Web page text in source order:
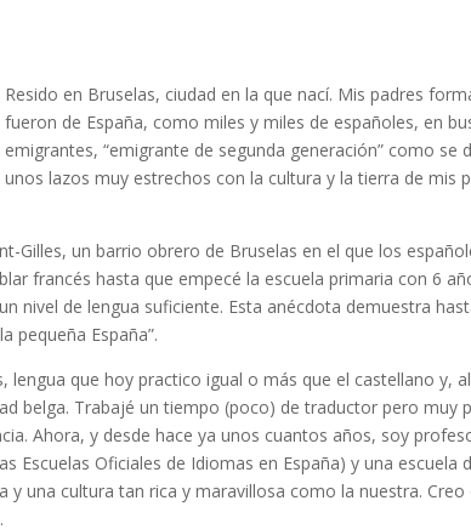
Resido en Bruselas, ciudad en la que nací. Mis padres
fueron de España, como miles y miles de españoles, en
emigrantes, “emigrante de segunda generación” como
unos lazos muy estrechos con la cultura y la tierra de mis
Gilles, un barrio obrero de Bruselas en el que los
francés hasta que empecé la escuela primaria con 6
nivel de lengua suficiente. Esta anécdota demuestra
pequeña España”.
lengua que hoy practico igual o más que el castellano y,
belga. Trabajé un tiempo (poco) de traductor pero
Ahora, y desde hace ya unos cuantos años, soy
Escuelas Oficiales de Idiomas en España) y una
una cultura tan rica y maravillosa como la nuestra.